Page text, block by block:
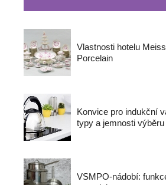
Vlastnosti hotelu
Porcelain
Konvice pro indukční
typy a jemnosti výběru
VSMPO-nádobí: